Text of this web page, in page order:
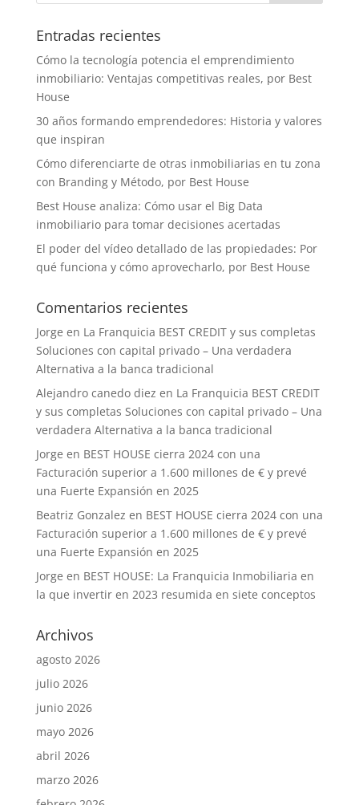
Entradas recientes
Cómo la tecnología potencia el emprendimiento
inmobiliario: Ventajas competitivas reales, por Best
House
30 años formando emprendedores: Historia y valores
que inspiran
Cómo diferenciarte de otras inmobiliarias en tu zona
con Branding y Método, por Best House
Best House analiza: Cómo usar el Big Data
inmobiliario para tomar decisiones acertadas
El poder del vídeo detallado de las propiedades: Por
qué funciona y cómo aprovecharlo, por Best House
Comentarios recientes
Jorge en La Franquicia BEST CREDIT y sus completas
Soluciones con capital privado – Una verdadera
Alternativa a la banca tradicional
Alejandro canedo diez en La Franquicia BEST CREDIT
y sus completas Soluciones con capital privado – Una
verdadera Alternativa a la banca tradicional
Jorge en BEST HOUSE cierra 2024 con una
Facturación superior a 1.600 millones de € y prevé
una Fuerte Expansión en 2025
Beatriz Gonzalez en BEST HOUSE cierra 2024 con una
Facturación superior a 1.600 millones de € y prevé
una Fuerte Expansión en 2025
Jorge en BEST HOUSE: La Franquicia Inmobiliaria en
la que invertir en 2023 resumida en siete conceptos
Archivos
agosto 2026
julio 2026
junio 2026
mayo 2026
abril 2026
marzo 2026